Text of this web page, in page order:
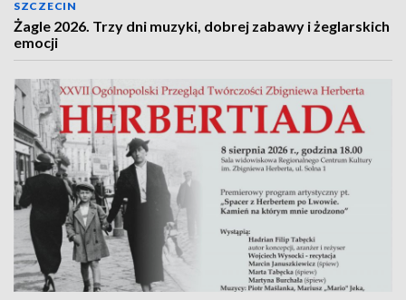
SZCZECIN
Żagle 2026. Trzy dni muzyki, dobrej zabawy i żeglarskich
emocji